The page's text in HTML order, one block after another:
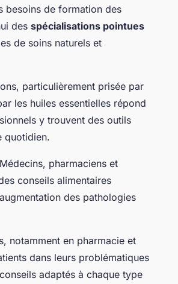
besoins de formation des
des spécialisations pointues
de soins naturels et
particulièrement prisée par
les huiles essentielles répond
y trouvent des outils
quotidien.
pharmaciens et
conseils alimentaires
des pathologies
notamment en pharmacie et
dans leurs problématiques
adaptés à chaque type